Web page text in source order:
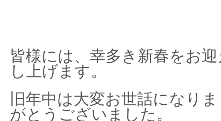
皆様には、幸多き新春をお
し上げます。
旧年中は大変お世話になり
がとうございました。